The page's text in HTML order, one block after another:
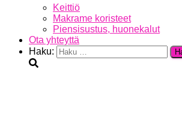
Keittiö
Makrame koristeet
Piensisustus, huonekalut
Ota yhteyttä
Haku: